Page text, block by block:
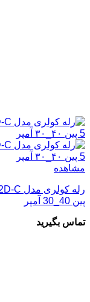
مشاهده
پین 40_30 آمپر
تماس بگیرید